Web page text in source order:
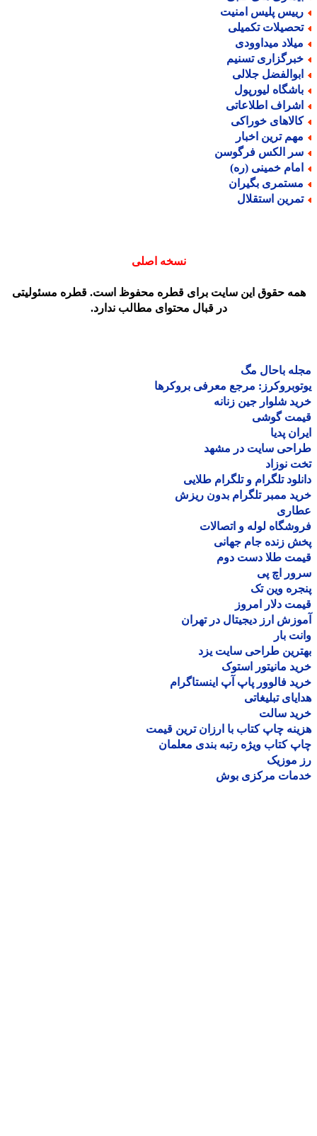
پلیس امنیت
تکمیلی
میداوودی
تسنیم
جلالی
لیورپول
اطلاعاتی
خوراکی
ترین اخبار
الکس فرگوسن
خمینی (ره)
بگیران
استقلال
نسخه اصلی
حقوق این سایت برای قطره محفوظ است. قطره مسئولیتی
در قبال محتوای مطالب ندارد.
باحال مگ
مرجع معرفی بروکرها
شلوار جین زنانه
گوشی
پدیا
سایت در مشهد
نوزاد
تلگرام و تلگرام طلایی
ممبر تلگرام بدون ریزش
لوله و اتصالات
زنده جام جهانی
طلا دست دوم
اچ پی
وین تک
دلار امروز
ارز دیجیتال در تهران
بار
طراحی سایت یزد
مانیتور استوک
فالوور پاپ آپ اینستاگرام
تبلیغاتی
سالت
چاپ کتاب با ارزان ترین قیمت
کتاب ویژه رتبه بندی معلمان
موزیک
مرکزی بوش